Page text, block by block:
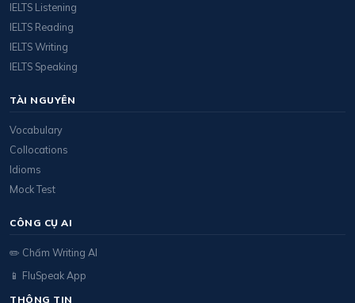
IELTS Listening
IELTS Reading
IELTS Writing
IELTS Speaking
TÀI NGUYÊN
Vocabulary
Collocations
Idioms
Mock Test
CÔNG CỤ AI
✏️ Chấm Writing AI
📱 FluSpeak App
THÔNG TIN